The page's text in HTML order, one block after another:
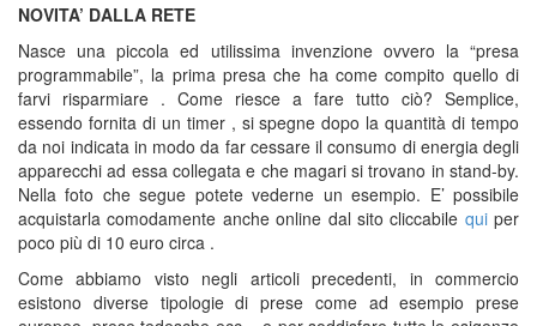
NOVITA’ DALLA RETE
Nasce una piccola ed utilissima invenzione ovvero la “presa
programmabile”, la prima presa che ha come compito quello di
farvi risparmiare . Come riesce a fare tutto ciò? Semplice,
essendo fornita di un timer , si spegne dopo la quantità di tempo
da noi indicata in modo da far cessare il consumo di energia degli
apparecchi ad essa collegata e che magari si trovano in stand-by.
Nella foto che segue potete vederne un esempio. E’ possibile
acquistarla comodamente anche online dal sito cliccabile quiper
poco più di 10 euro circa .
Come abbiamo visto negli articoli precedenti, in commercio
esistono diverse tipologie di prese come ad esempio prese